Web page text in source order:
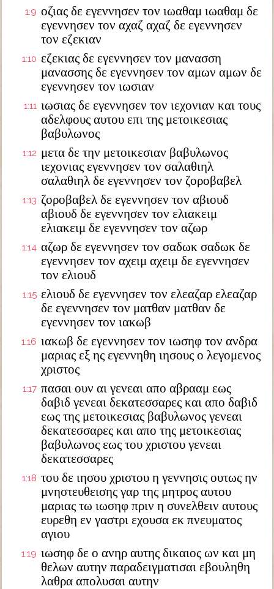
1:9 οζιας δε εγεννησεν τον ιωαθαμ ιωαθαμ δε
εγεννησεν τον αχαζ αχαζ δε εγεννησεν
τον εζεκιαν
1:10 εζεκιας δε εγεννησεν τον μανασση
μανασσης δε εγεννησεν τον αμων αμων δε
εγεννησεν τον ιωσιαν
1:11 ιωσιας δε εγεννησεν τον ιεχονιαν και τους
αδελφους αυτου επι της μετοικεσιας
βαβυλωνος
1:12 μετα δε την μετοικεσιαν βαβυλωνος
ιεχονιας εγεννησεν τον σαλαθιηλ
σαλαθιηλ δε εγεννησεν τον ζοροβαβελ
1:13 ζοροβαβελ δε εγεννησεν τον αβιουδ
αβιουδ δε εγεννησεν τον ελιακειμ
ελιακειμ δε εγεννησεν τον αζωρ
1:14 αζωρ δε εγεννησεν τον σαδωκ σαδωκ δε
εγεννησεν τον αχειμ αχειμ δε εγεννησεν
τον ελιουδ
1:15 ελιουδ δε εγεννησεν τον ελεαζαρ ελεαζαρ
δε εγεννησεν τον ματθαν ματθαν δε
εγεννησεν τον ιακωβ
1:16 ιακωβ δε εγεννησεν τον ιωσηφ τον ανδρα
μαριας εξ ης εγεννηθη ιησους ο λεγομενος
χριστος
1:17 πασαι ουν αι γενεαι απο αβρααμ εως
δαβιδ γενεαι δεκατεσσαρες και απο δαβιδ
εως της μετοικεσιας βαβυλωνος γενεαι
δεκατεσσαρες και απο της μετοικεσιας
βαβυλωνος εως του χριστου γενεαι
δεκατεσσαρες
1:18 του δε ιησου χριστου η γεννησις ουτως ην
μνηστευθεισης γαρ της μητρος αυτου
μαριας τω ιωσηφ πριν η συνελθειν αυτους
ευρεθη εν γαστρι εχουσα εκ πνευματος
αγιου
1:19 ιωσηφ δε ο ανηρ αυτης δικαιος ων και μη
θελων αυτην παραδειγματισαι εβουληθη
λαθρα απολυσαι αυτην